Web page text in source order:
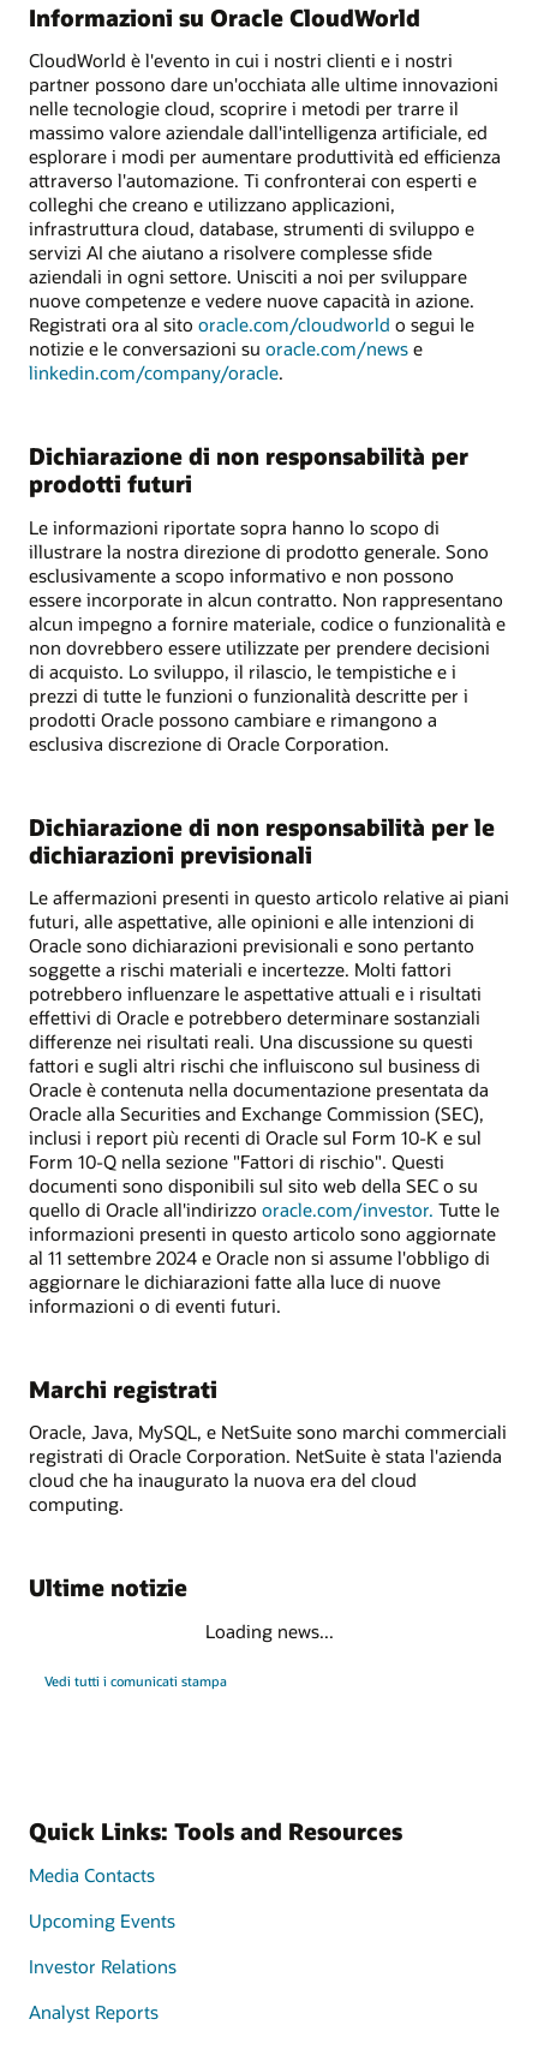
Informazioni su Oracle CloudWorld
CloudWorld è l'evento in cui i nostri clienti e i nostri
partner possono dare un'occhiata alle ultime innovazioni
nelle tecnologie cloud, scoprire i metodi per trarre il
massimo valore aziendale dall'intelligenza artificiale, ed
esplorare i modi per aumentare produttività ed efficienza
attraverso l'automazione. Ti confronterai con esperti e
colleghi che creano e utilizzano applicazioni,
infrastruttura cloud, database, strumenti di sviluppo e
servizi AI che aiutano a risolvere complesse sfide
aziendali in ogni settore. Unisciti a noi per sviluppare
nuove competenze e vedere nuove capacità in azione.
Registrati ora al sito oracle.com/cloudworld o segui le
notizie e le conversazioni su oracle.com/news e
linkedin.com/company/oracle.
Dichiarazione di non responsabilità per
prodotti futuri
Le informazioni riportate sopra hanno lo scopo di
illustrare la nostra direzione di prodotto generale. Sono
esclusivamente a scopo informativo e non possono
essere incorporate in alcun contratto. Non rappresentano
alcun impegno a fornire materiale, codice o funzionalità e
non dovrebbero essere utilizzate per prendere decisioni
di acquisto. Lo sviluppo, il rilascio, le tempistiche e i
prezzi di tutte le funzioni o funzionalità descritte per i
prodotti Oracle possono cambiare e rimangono a
esclusiva discrezione di Oracle Corporation.
Dichiarazione di non responsabilità per le
dichiarazioni previsionali
Le affermazioni presenti in questo articolo relative ai piani
futuri, alle aspettative, alle opinioni e alle intenzioni di
Oracle sono dichiarazioni previsionali e sono pertanto
soggette a rischi materiali e incertezze. Molti fattori
potrebbero influenzare le aspettative attuali e i risultati
effettivi di Oracle e potrebbero determinare sostanziali
differenze nei risultati reali. Una discussione su questi
fattori e sugli altri rischi che influiscono sul business di
Oracle è contenuta nella documentazione presentata da
Oracle alla Securities and Exchange Commission (SEC),
inclusi i report più recenti di Oracle sul Form 10-K e sul
Form 10-Q nella sezione "Fattori di rischio". Questi
documenti sono disponibili sul sito web della SEC o su
quello di Oracle all'indirizzo oracle.com/investor. Tutte le
informazioni presenti in questo articolo sono aggiornate
al 11 settembre 2024 e Oracle non si assume l'obbligo di
aggiornare le dichiarazioni fatte alla luce di nuove
informazioni o di eventi futuri.
Marchi registrati
Oracle, Java, MySQL, e NetSuite sono marchi commerciali
registrati di Oracle Corporation. NetSuite è stata l'azienda
cloud che ha inaugurato la nuova era del cloud
computing.
Ultime notizie
Loading news...
Vedi tutti i comunicati stampa
Quick Links: Tools and Resources
Media Contacts
Upcoming Events
Investor Relations
Analyst Reports